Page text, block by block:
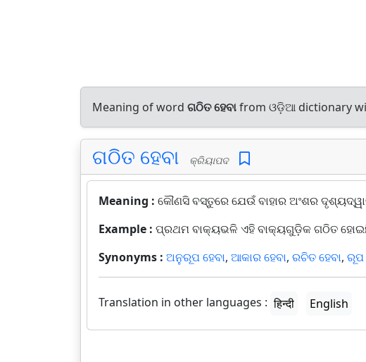
Meaning of word ଗଠିତ ହେବାfrom ଓଡ଼ିଆ dictionary
ଗଠିତ ହେବା କ୍ରିୟାପଦ
Meaning : କୌଣସି ବସ୍ତୁରେ ଯେଉଁ ବାହାର ଅଂଶର
Example : ପ୍ରଥମ ବାକ୍ୟଭଳି ଏହି ବାକ୍ୟଗୁଡ଼ିକ ଗଠିତ
Synonyms : ଅନୁରୂପ ହେବା, ଆକାର ହେବା, ରଚିତ ହେବା, ରୂପ
Translation in other languages : हिन्दी English